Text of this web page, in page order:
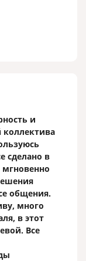
и
коллектива
сделано в
мгновенно
общения.
много
в этот
Все